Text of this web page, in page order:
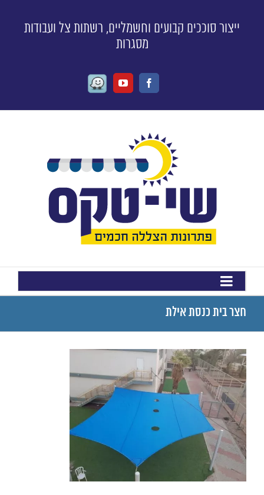
ייצור סוככים קבועים וחשמליים, רשתות צל ועבודות
מסגרות
Facebook
Youtube
Waze
חצר בית כנסת אילת